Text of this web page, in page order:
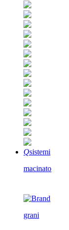
Qsistemi
macinato
grani